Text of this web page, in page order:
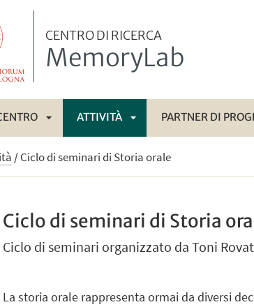
CENTRO DI RICERCA
MemoryLab
APRI
ATTIVITÀ
APRI
PARTNER DI
/Ciclo di seminari di Storia orale
Ciclo di seminari di Storia
Ciclo di seminari organizzato da Toni
La storia orale rappresenta ormai da diversi